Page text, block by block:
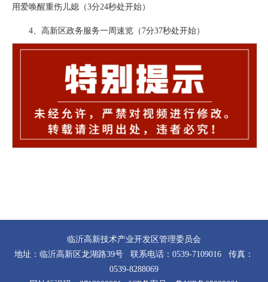
用爱唤醒重伤儿媳（3分24秒处开始）
4、高新区政务服务一周速览（7分37秒处开始）
临沂高新技术产业开发区管理委员会
地址：临沂高新区龙湖路39号 联系电话：0539-7109016 传真：
0539-8288069